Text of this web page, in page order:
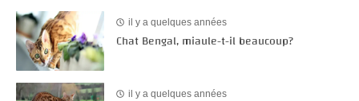
il y a quelques années
Chat Bengal, miaule-t-il beaucoup?
il y a quelques années